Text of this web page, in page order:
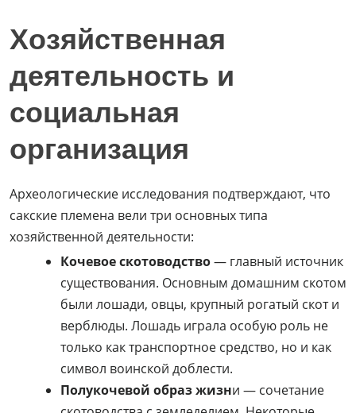
Хозяйственная
деятельность и
социальная
организация
Археологические исследования подтверждают, что
сакские племена вели три основных типа
хозяйственной деятельности:
Кочевое скотоводство— главный источник
существования. Основным домашним скотом
были лошади, овцы, крупный рогатый скот и
верблюды. Лошадь играла особую роль не
только как транспортное средство, но и как
символ воинской доблести.
Полукочевой образ жизни — сочетание